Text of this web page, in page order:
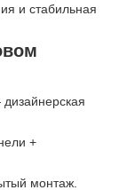
и стабильная
+
монтаж.